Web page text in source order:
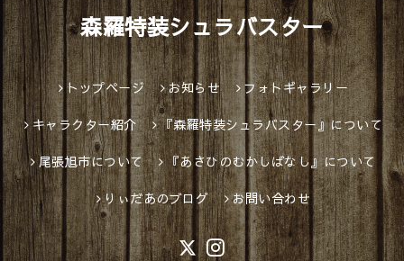
森羅特装シュラバスター
トップページ お知らせ フォトギャラリー
キャラクター紹介 『森羅特装シュラバスター』について
尾張旭市について 『あさひのむかしばなし』について
りぃだあのブログ お問い合わせ